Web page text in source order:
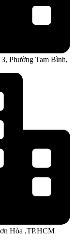
Phường Tam Bình,
Hòa ,TP.HCM